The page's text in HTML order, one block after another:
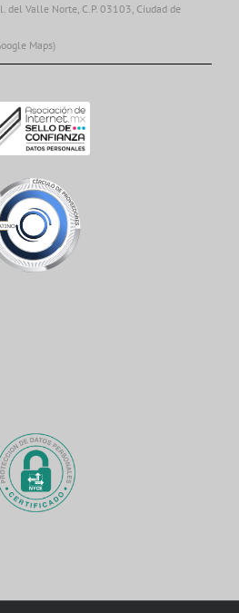
del Valle Norte, C.P. 03103, Ciudad de
Maps)